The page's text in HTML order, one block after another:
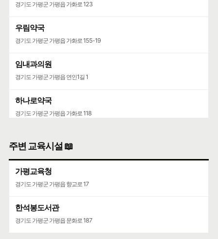
더풀하우스
농어촌민박업
🍀인허가일2015-04-27
구글 🧭 카카오🐤 네이버 🦖
CL0915
농어촌민박업
숲속의하루
농어촌민박업
상세정보와 동일한 주소
경기도 가평군 가평읍 가화로 123
우림약국
경기도 가평군 가평읍 가화로 155-19
임내과의원
경기도 가평군 가평읍 연인1길 1
하나로약국
경기도 가평군 가평읍 가화로 118
경기도 가평군 가평읍 석봉로 218
주변 교육시설 📖
가평교육청
경기도 가평군 가평읍 향교로 17
한석봉도서관
경기도 가평군 가평읍 문화로 187